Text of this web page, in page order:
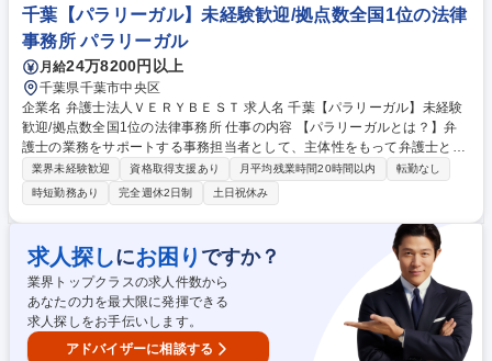
転属の道もあり ■グループ海外個社とのやり取り ■官公庁との折衝 ■業界
団体とのコネクション構築 ■外部弁護士事務所とのコネクション構築 募集
職種 【法務】グループ海外個社との連携業務有/英語力活用可能/キャリア
アップ可
千葉【パラリーガル】未経験歓迎/拠点数全国1位の法律
事務所 パラリーガル
月給24万8200円以上
千葉県千葉市中央区
企業名 弁護士法人ＶＥＲＹＢＥＳＴ 求人名 千葉【パラリーガル】未経験
歓迎/拠点数全国1位の法律事務所 仕事の内容 【パラリーガルとは？】弁
護士の業務をサポートする事務担当者として、主体性をもって弁護士と連
携し案件を進め、早期解決を目指します。今回の募集はB型肝炎訴訟を専
門に扱う医療・法律事務に関する業務です。 【詳細】■相談者/裁判所や保
険会社など関係各所との問い合わせ対応 ■各種書類作成訴訟に関する調査
や文書/契約書の作成 ■各種手続き：公的書類（戸籍謄本、住民票、登記情
報等）の取り付け、内容証明郵便の作成 など ■その他（弁護士のスケジュ
ール管理、官公庁への書類提出、来客応対等） 募集職種 千葉【パラリー
ガル】未経験歓迎/拠点数全国1位の法律事務所
業界未経験歓迎 資格取得支援あり 月平均残業時間20時間以内
転勤なし
時短勤務あり
完全週休2日制 土日祝休み
求人探しにお困り ですか？
業界トップクラスの求人件数から
あなたの力を最大限に発揮できる
求人探しをお手伝いします。
アドバイザーに相談する